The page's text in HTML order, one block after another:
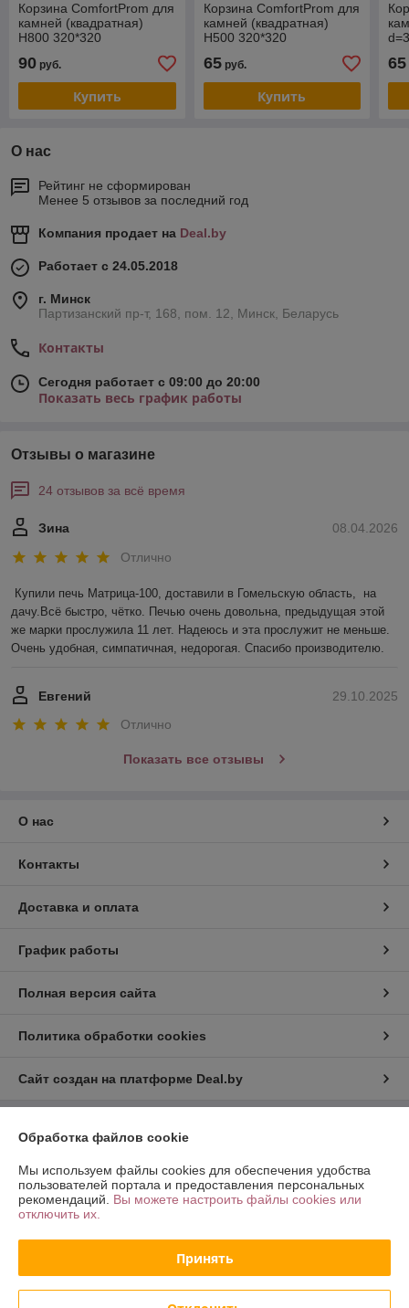
Корзина ComfortProm для
камней (квадратная)
Н800 320*320
90 руб.
Купить
Корзина ComfortProm для
камней (квадратная)
Н500 320*320
65руб.
Купить
65
О нас
Рейтинг не сформирован
Менее 5 отзывов за последний год
Компания продает на Deal.by
Работает с 24.05.2018
г. Минск
Партизанский пр-т, 168, пом. 12, Минск, Беларусь
Контакты
Сегодня работает с 09:00 до 20:00
Показать весь график работы
Отзывы о магазине
24 отзывов за всё время
08.04.2026
Зина
Отлично
Купили печь Матрица-100, доставили в Гомельскую область,  на
дачу.Всё быстро, чётко. Печью очень довольна, предыдущая этой
же марки прослужила 11 лет. Надеюсь и эта прослужит не меньше.
Очень удобная, симпатичная, недорогая. Спасибо производителю.
29.10.2025
Евгений
Отлично
Показать все отзывы
О нас
Контакты
Доставка и оплата
График работы
Полная версия сайта
Политика обработки cookies
Сайт создан на платформе Deal.by
Информация для покупателя
Юридическое лицо:ООО «Хот Трэйд»
г. Минск, Партизанский пр-т 168/2, пом. 27
Регистрационный номер ЕГР: 192775681
УНП: 192775681
Регистрационный орган: Минский Горисполком
Дата регистрации компании: 16.02.2017
Обработка файлов cookie
Мы используем файлы cookies для обеспечения удобства
пользователей портала и предоставления персональных
рекомендаций. Вы можете настроить файлы cookies или
отключить их.
Принять